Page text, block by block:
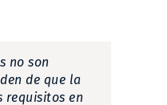
no son
de que la
requisitos en